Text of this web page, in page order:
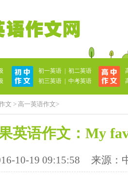
初一英语
初二英语
初三英语
中考英语
文 > 高一英语作文>
英语作文：My
10-19 09:15:58 来源：